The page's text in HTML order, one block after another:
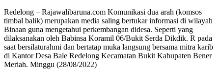
Redelong – Rajawalibaruna.com Komunikasi dua arah (komsos
timbal balik) merupakan media saling bertukar informasi di wilayah
Binaan guna mengetahui perkembangan didesa. Seperti yang
dilaksanakan oleh Babinsa Koramil 06/Bukit Serda Dikdik. R pada
saat bersilaturahmi dan bertatap muka langsung bersama mitra karib
di Kantor Desa Bale Redelong Kecamatan Bukit Kabupaten Bener
Meriah. Minggu (28/08/2022)